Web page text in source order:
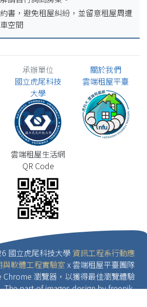
書，避免租屋糾紛，並留意租屋周遭
空間
承辦單位
國立虎尾科技
大學
關於我們
雲端租屋平臺
雲端租屋生活網
QR Code
國立虎尾科技大學 資訊工程系行動應
與軟體工程實驗室 x 雲端租屋平臺團隊
瀏覽器，以獲得最佳瀏覽體驗
The part of images design by freepik.